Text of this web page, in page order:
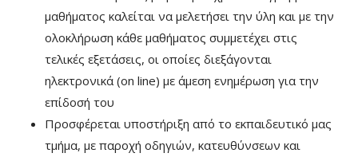
μαθήματος καλείται να μελετήσει την ύλη και με την
ολοκλήρωση κάθε μαθήματος συμμετέχει στις
τελικές εξετάσεις, οι οποίες διεξάγονται
ηλεκτρονικά (on line) με άμεση ενημέρωση για την
επίδοσή του
Προσφέρεται υποστήριξη από το εκπαιδευτικό μας
τμήμα, με παροχή οδηγιών, κατευθύνσεων και